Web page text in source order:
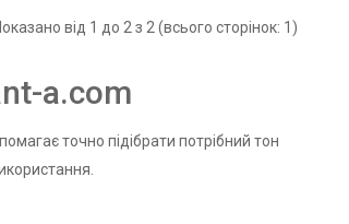
від 1 до 2 з 2 (всього сторінок: 1)
a.com
точно підібрати потрібний тон